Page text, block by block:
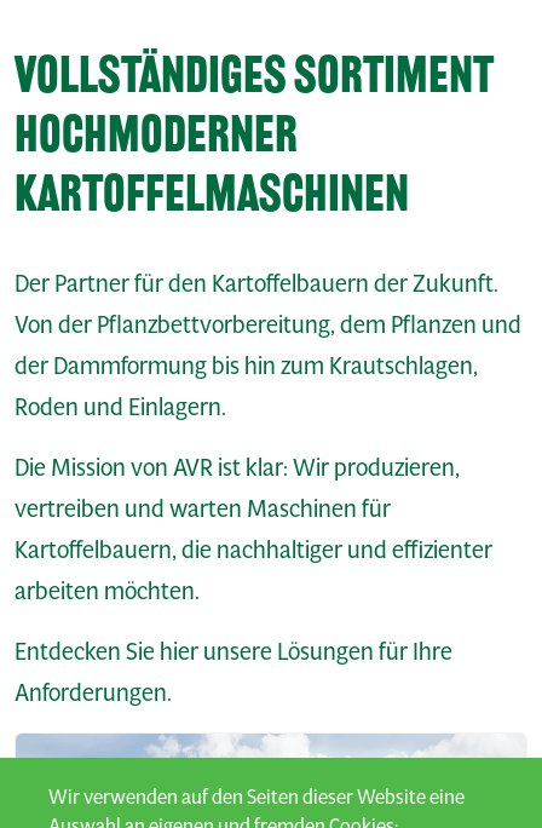
VOLLSTÄNDIGES SORTIMENT
HOCHMODERNER
KARTOFFELMASCHINEN
Der Partner für den Kartoffelbauern der Zukunft.
Von der Pflanzbettvorbereitung, dem Pflanzen und
der Dammformung bis hin zum Krautschlagen,
Roden und Einlagern.
Die Mission von AVR ist klar: Wir produzieren,
vertreiben und warten Maschinen für
Kartoffelbauern, die nachhaltiger und effizienter
arbeiten möchten.
Entdecken Sie hier unsere Lösungen für Ihre
Anforderungen.
Wir verwenden auf den Seiten dieser Website eine